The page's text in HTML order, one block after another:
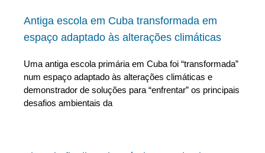
Antiga escola em Cuba transformada em
espaço adaptado às alterações climáticas
Uma antiga escola primária em Cuba foi “transformada”
num espaço adaptado às alterações climáticas e
demonstrador de soluções para “enfrentar” os principais
desafios ambientais da